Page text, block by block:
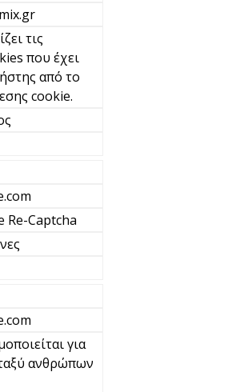
τις
που έχει
από το
cookie.
Re-Captcha
για
ανθρώπων